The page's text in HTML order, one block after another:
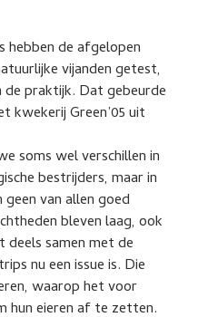
hebben de afgelopen
vijanden getest,
de praktijk. Dat gebeurde
kwekerij Green’05 uit
soms wel verschillen in
bestrijders, maar in
van allen goed
bleven laag, ook
samen met de
nu een issue is. Die
waarop het voor
hun eieren af te zetten.